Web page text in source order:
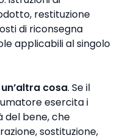
restituzione
di riconsegna
applicabili al singolo
cosa. Se il
esercita i
bene, che
sostituzione,